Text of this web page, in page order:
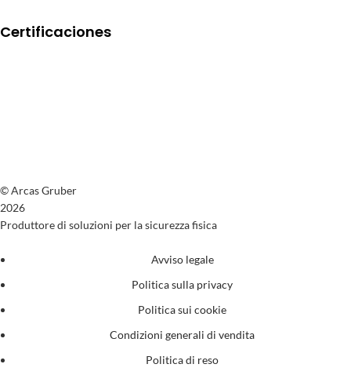
Certificaciones
© Arcas Gruber
2026
Produttore di soluzioni per la sicurezza fisica
Avviso legale
Politica sulla privacy
Politica sui cookie
Condizioni generali di vendita
Politica di reso